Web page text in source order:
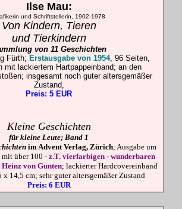
Ilse Mau:
und Schriftstellerin, 1902-1978
Von Kindern, Tieren
und Tierkindern
von 11 Geschichten
Fürth; Erstausgabe von 1954, 96 Seiten,
mit lackiertem Hartpappeinband; an den
insgesamt noch guter altersgemäßer
Zustand,
Preis: 5 EUR
Kleine Geschichten
für kleine Leute; Band 1
im Advent Verlag, Zürich; Ausgabe um
mit über 100 - z.T. vierfarbigen - wunderbaren
von Gunten; lackierter Hardcovereinband
x 14,5 cm; sehrguter altersgemäßer Zustand
Preis: 6 EUR